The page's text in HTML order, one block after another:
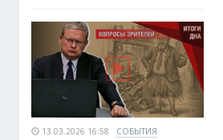
13.03.2026 16:58 СОБЫТИЯ